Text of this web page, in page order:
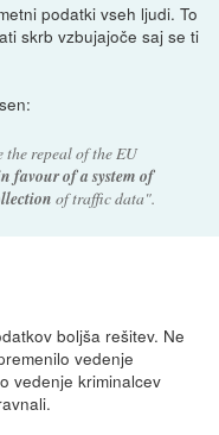
podatki vseh ljudi. To
skrb vzbujajoče saj se ti
the repeal of the EU
favour of a system of
of traffic data".
boljša rešitev. Ne
vedenje
vedenje kriminalcev